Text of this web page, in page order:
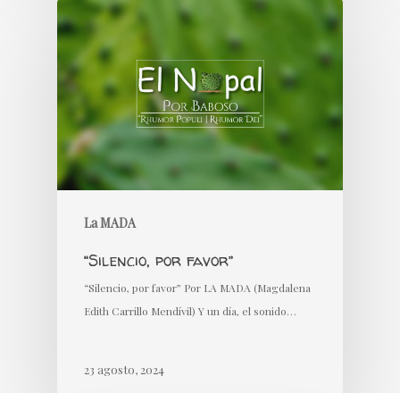
La MADA
“Silencio, por favor”
“Silencio, por favor” Por LA MADA (Magdalena
Edith Carrillo Mendívil) Y un día, el sonido…
23 agosto, 2024